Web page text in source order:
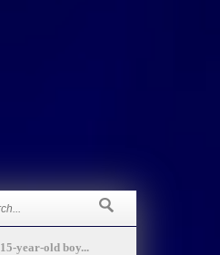
15-year-old boy...